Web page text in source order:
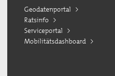
Geodatenportal
Ratsinfo
Serviceportal
Mobilitätsdashboard